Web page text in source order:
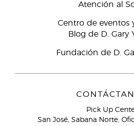
Atención al
Centro de eventos
Blog de D. Gary
Fundación de D.
Pick Up
San José, Sabana Norte,